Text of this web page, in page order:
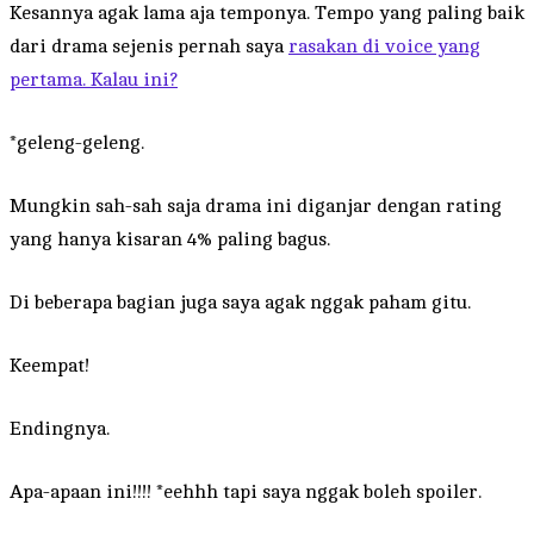
Kesannya agak lama aja temponya. Tempo yang paling baik
dari drama sejenis pernah sayarasakan di voice yang
pertama. Kalau ini?
*geleng-geleng.
Mungkin sah-sah saja drama ini diganjar dengan rating
yang hanya kisaran 4% paling bagus.
Di beberapa bagian juga saya agak nggak paham gitu.
Keempat!
Endingnya.
Apa-apaan ini!!!! *eehhh tapi saya nggak boleh spoiler.